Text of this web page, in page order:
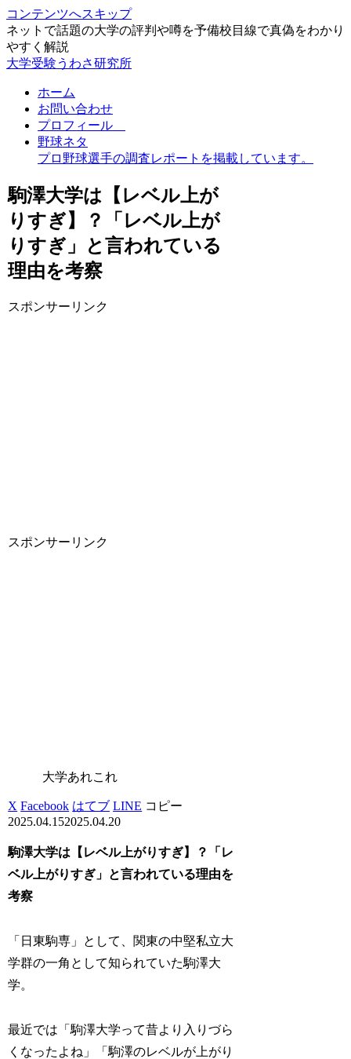
コンテンツへスキップ
ネットで話題の大学の評判や噂を予備校目線で真偽をわかり
やすく解説
大学受験うわさ研究所
ホーム
お問い合わせ
プロフィール
野球ネタ
プロ野球選手の調査レポートを掲載しています。
駒澤大学は【レベル上が
りすぎ】？「レベル上が
りすぎ」と言われている
理由を考察
スポンサーリンク
スポンサーリンク
大学あれこれ
X Facebook はてブ LINE コピー
2025.04.152025.04.20
駒澤大学は【レベル上がりすぎ】？「レ
ベル上がりすぎ」と言われている理由を
考察
「日東駒専」として、関東の中堅私立大
学群の一角として知られていた駒澤大
学。
最近では「駒澤大学って昔より入りづら
くなったよね」「駒澤のレベルが上がり